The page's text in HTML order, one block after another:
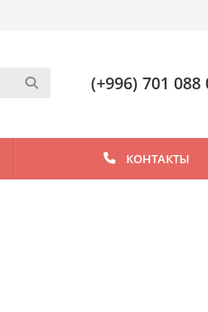
(+996) 701 088
КОНТАКТЫ